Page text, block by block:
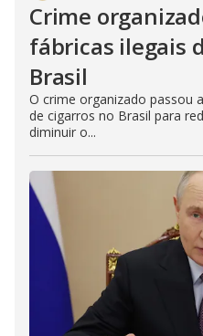
Crime
fábricas ilegais
Brasil
O crime organizado passou
de cigarros no Brasil para
diminuir o...